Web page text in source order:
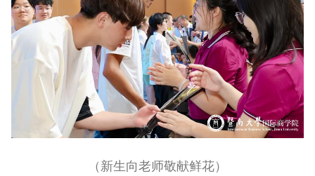
（新生向老师敬献鲜花）